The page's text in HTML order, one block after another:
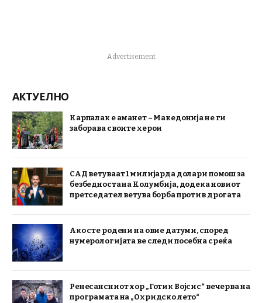
Advertisement
АКТУЕЛНО
Карпалак е аманет – Македонија не ги
заборава своите херои
САД ветуваат 1 милијарда долари помош за
безбедноста на Колумбија, додека новиот
претседател ветува борба против дрогата
Ако сте родени на овие датуми, според
нумерологијата ве следи посебна среќа
Ренесансниот хор „Готик Војсис“ вечерва на
програмата на „Охридско лето“